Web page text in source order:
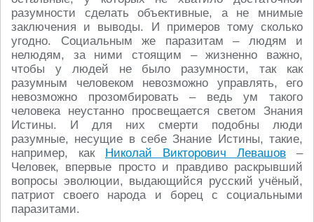
разумности сделать объективные, а не мнимые
заключения и выводы. И примеров тому сколько
угодно. Социальным же паразитам – людям и
нелюдям, за ними стоящим – жизненно важно,
чтобы у людей не было разумности, так как
разумным человеком невозможно управлять, его
невозможно прозомбировать – ведь ум такого
человека неустанно просвещается светом Знания
Истины. И для них смерти подобны люди
разумные, несущие в себе Знание Истины, такие,
например, как Николай Викторович Левашов –
Человек, впервые просто и правдиво раскрывший
вопросы эволюции, выдающийся русский учёный,
патриот своего народа и борец с социальными
паразитами.